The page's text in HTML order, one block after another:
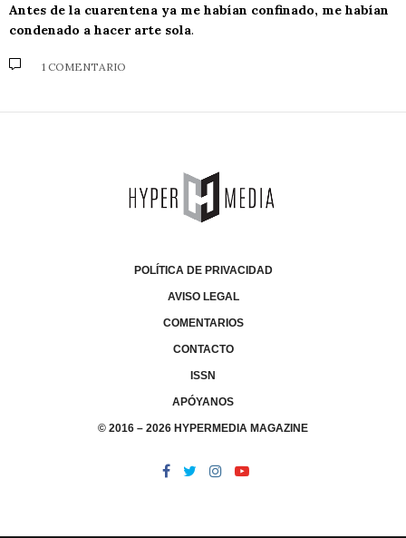
Antes de la cuarentena ya me habían confinado, me habían
condenado a hacer arte sola.
1 COMENTARIO
POLÍTICA DE PRIVACIDAD
AVISO LEGAL
COMENTARIOS
CONTACTO
ISSN
APÓYANOS
© 2016 – 2026 HYPERMEDIA MAGAZINE